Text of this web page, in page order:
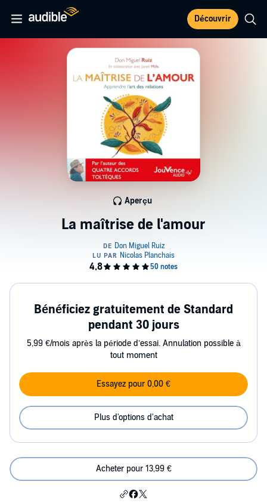
Découvrir
La maîtrise de l'amour
Aperçu
Bénéficiez gratuitement de Standard
pendant 30 jours
5,99 €/mois après la période d’essai. Annulation possible à
tout moment
Essayez pour 0,00 €
Plus d'options d'achat
Acheter pour 13,99 €